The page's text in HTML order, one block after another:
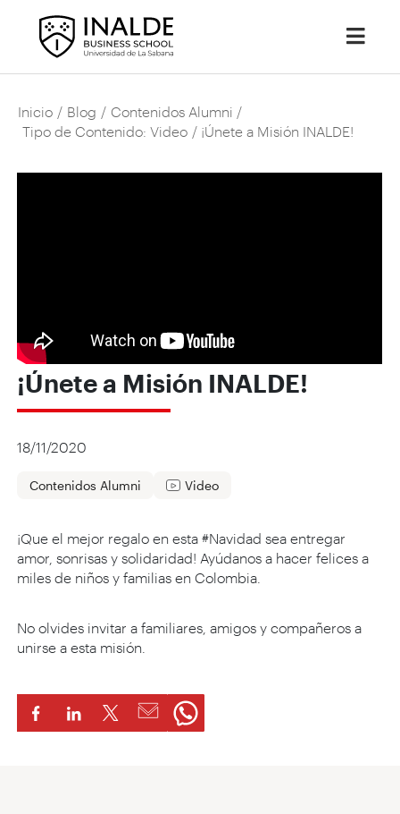
Inicio / Blog / Contenidos Alumni /
Tipo de Contenido: Video / ¡Únete a Misión INALDE!
¡Únete a Misión INALDE!
18/11/2020
Contenidos Alumni Video
¡Que el mejor regalo en esta #Navidad sea entregar
amor, sonrisas y solidaridad! Ayúdanos a hacer felices a
miles de niños y familias en Colombia.
No olvides invitar a familiares, amigos y compañeros a
unirse a esta misión.